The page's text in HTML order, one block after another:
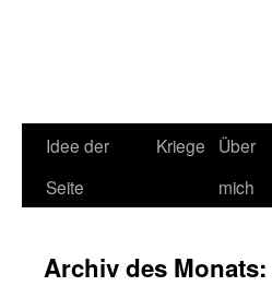
Idee der
Seite
Kriege
Über
mich
Archiv des Monats: